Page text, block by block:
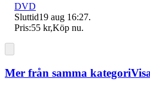
DVD
Sluttid19 aug 16:27.
Pris:55 kr,Köp nu.
Mer från samma kategori